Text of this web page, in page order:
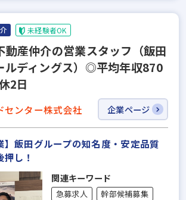
未経験者OK
動産仲介の営業スタッフ（飯田
ルディングス）◎平均年収870
2日
センター株式会社 企業ページ
】飯田グループの知名度・安定品質
し！
関連キーワード
急募求人
幹部候補募集